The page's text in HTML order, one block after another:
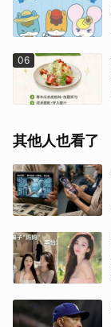
06
其他人也看了